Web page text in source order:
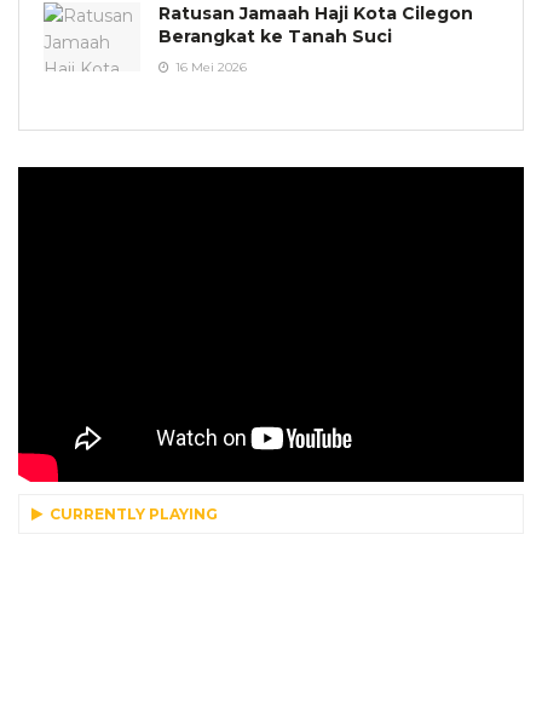
Ratusan Jamaah Haji Kota Cilegon
Berangkat ke Tanah Suci
16 Mei 2026
CURRENTLY PLAYING